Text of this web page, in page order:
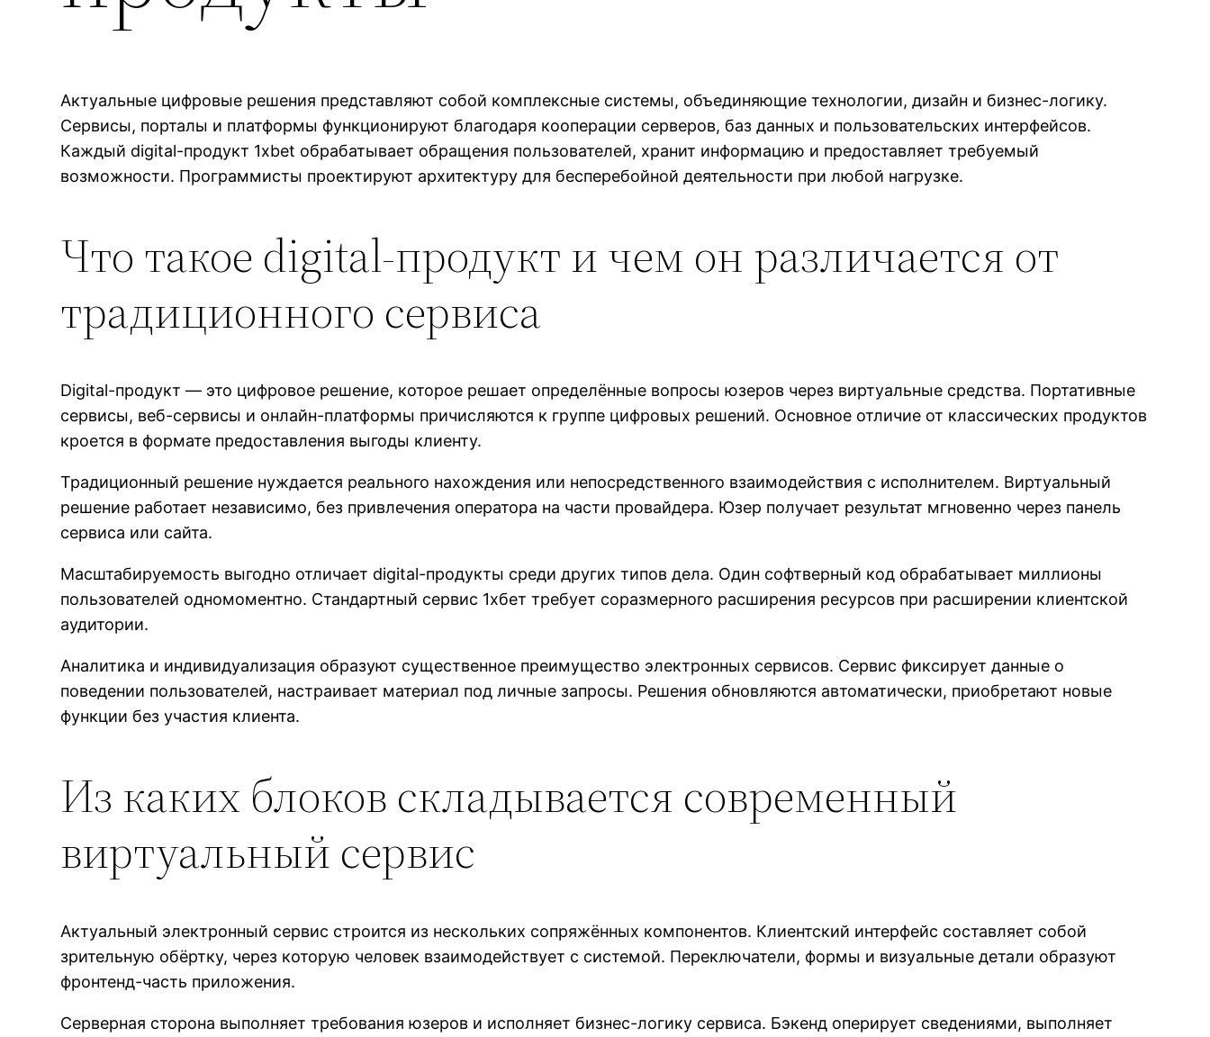
Актуальные цифровые решения представляют собой комплексные системы, объединяющие технологии, дизайн и бизнес-логику.
Сервисы, порталы и платформы функционируют благодаря кооперации серверов, баз данных и пользовательских интерфейсов.
Каждый digital-продукт 1xbet обрабатывает обращения пользователей, хранит информацию и предоставляет требуемый
возможности. Программисты проектируют архитектуру для бесперебойной деятельности при любой нагрузке.
Что такое digital-продукт и чем он различается от
традиционного сервиса
Digital-продукт — это цифровое решение, которое решает определённые вопросы юзеров через виртуальные средства. Портативные
сервисы, веб-сервисы и онлайн-платформы причисляются к группе цифровых решений. Основное отличие от классических продуктов
кроется в формате предоставления выгоды клиенту.
Традиционный решение нуждается реального нахождения или непосредственного взаимодействия с исполнителем. Виртуальный
решение работает независимо, без привлечения оператора на части провайдера. Юзер получает результат мгновенно через панель
сервиса или сайта.
Масштабируемость выгодно отличает digital-продукты среди других типов дела. Один софтверный код обрабатывает миллионы
пользователей одномоментно. Стандартный сервис 1хбет требует соразмерного расширения ресурсов при расширении клиентской
аудитории.
Аналитика и индивидуализация образуют существенное преимущество электронных сервисов. Сервис фиксирует данные о
поведении пользователей, настраивает материал под личные запросы. Решения обновляются автоматически, приобретают новые
функции без участия клиента.
Из каких блоков складывается современный
виртуальный сервис
Актуальный электронный сервис строится из нескольких сопряжённых компонентов. Клиентский интерфейс составляет собой
зрительную обёртку, через которую человек взаимодействует с системой. Переключатели, формы и визуальные детали образуют
фронтенд-часть приложения.
Серверная сторона выполняет требования юзеров и исполняет бизнес-логику сервиса. Бэкенд оперирует сведениями, выполняет